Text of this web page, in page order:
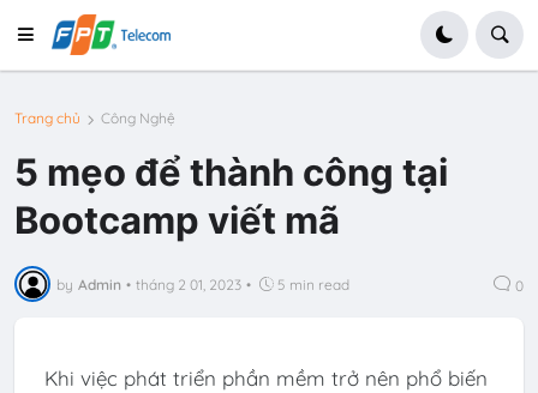
Trang chủ Công Nghệ
5 mẹo để thành công tại
Bootcamp viết mã
by Admin • tháng 2 01, 2023 • 5 min read 0
Khi việc phát triển phần mềm trở nên phổ biến